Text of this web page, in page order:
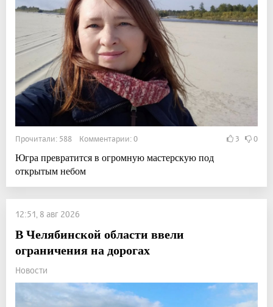
Прочитали: 588 Комментарии: 0 3 0
Югра превратится в огромную мастерскую под
открытым небом
12:51, 8 авг 2026
В Челябинской области ввели
ограничения на дорогах
Новости